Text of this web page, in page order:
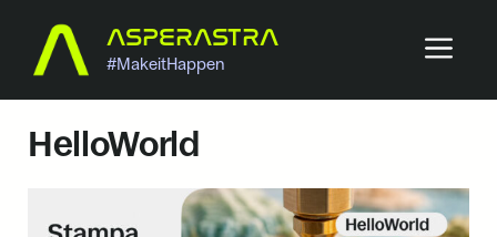
contenuto
ASPERASTRA
#MakeitHappen
HelloWorld